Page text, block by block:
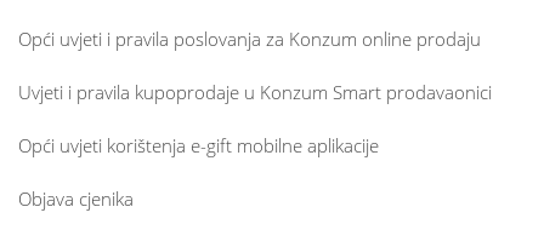
Opći uvjeti i pravila poslovanja za Konzum online prodaju
Uvjeti i pravila kupoprodaje u Konzum Smart prodavaonici
Opći uvjeti korištenja e-gift mobilne aplikacije
Objava cjenika